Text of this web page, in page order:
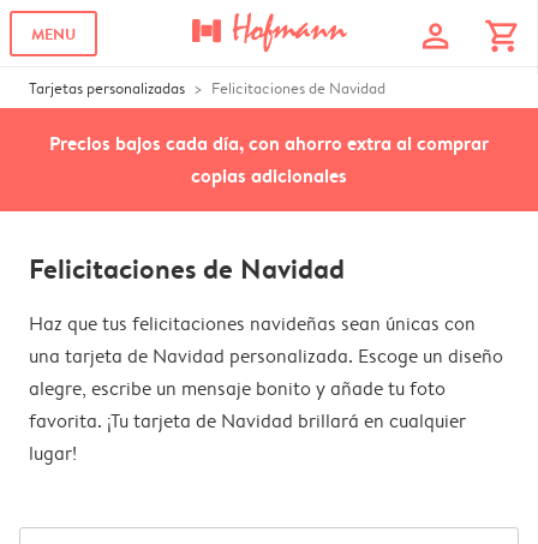
MENU profile shopping_cart
Tarjetas personalizadas Felicitaciones de Navidad
Precios bajos cada día, con ahorro extra al comprar
copias adicionales
Felicitaciones de Navidad
Haz que tus felicitaciones navideñas sean únicas con
una tarjeta de Navidad personalizada. Escoge un diseño
alegre, escribe un mensaje bonito y añade tu foto
favorita. ¡Tu tarjeta de Navidad brillará en cualquier
lugar!